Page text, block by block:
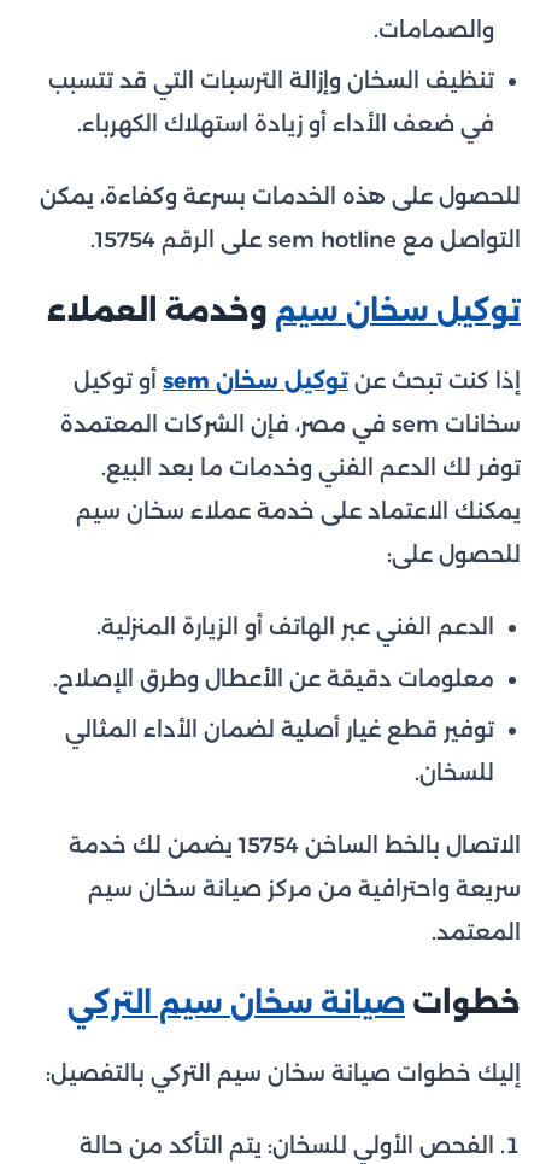
والصمامات.
تنظيف السخان وإزالة الترسبات التي قد تتسبب
في ضعف الأداء أو زيادة استهلاك الكهرباء.
للحصول على هذه الخدمات بسرعة وكفاءة، يمكن
التواصل مع sem hotline على الرقم 15754.
توكيل سخان سيم وخدمة العملاء
إذا كنت تبحث عن توكيل سخان sem
أو توكيل
سخانات sem في مصر، فإن الشركات المعتمدة
توفر لك الدعم الفني وخدمات ما بعد البيع.
يمكنك الاعتماد على خدمة عملاء سخان سيم
للحصول على:
الدعم الفني عبر الهاتف أو الزيارة المنزلية.
معلومات دقيقة عن الأعطال وطرق الإصلاح.
توفير قطع غيار أصلية لضمان الأداء المثالي
للسخان.
الاتصال بالخط الساخن 15754 يضمن لك خدمة
سريعة واحترافية من مركز صيانة سخان سيم
المعتمد.
خطوات صيانة سخان سيم التركي
إليك خطوات صيانة سخان سيم التركي بالتفصيل:
الفحص الأولي للسخان: يتم التأكد من حالة